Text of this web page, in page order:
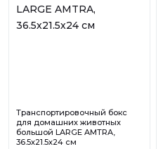
Транспортировочный бокс
для домашних животных
большой LARGE AMTRA,
36.5х21.5х24 см